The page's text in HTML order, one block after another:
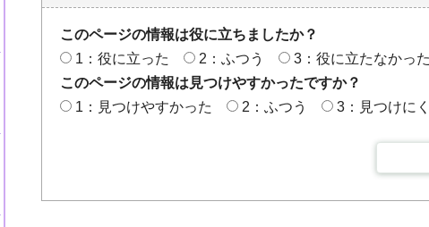
このページの情報は役に立ちましたか？
1：役に立った
2：ふつう
3：役に立たなかった
このページの情報は見つけやすかったですか？
1：見つけやすかった
2：ふつう 3：見つけに